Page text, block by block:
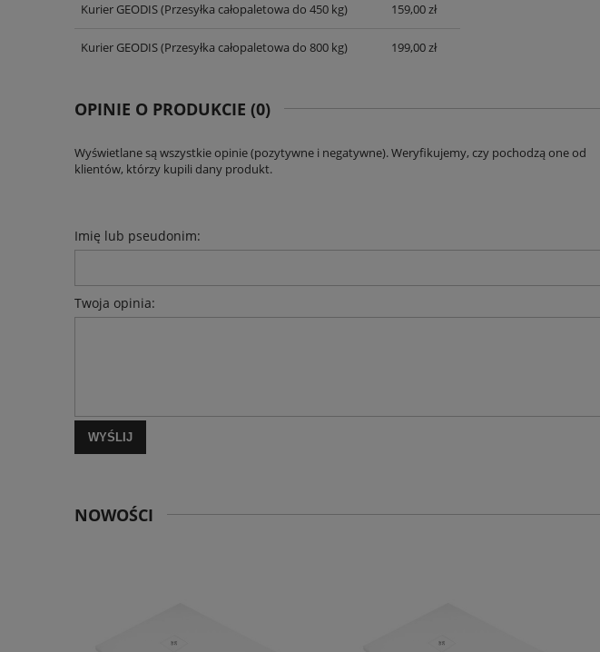
Kurier GEODIS(Przesyłka całopaletowa do 450 kg) 159,00 zł
Kurier GEODIS(Przesyłka całopaletowa do 800 kg) 199,00 zł
OPINIE O PRODUKCIE (0)
Wyświetlane są wszystkie opinie (pozytywne i negatywne). Weryfikujemy, czy pochodzą one od
klientów, którzy kupili dany produkt.
Imię lub pseudonim:
Twoja opinia:
WYŚLIJ
NOWOŚCI